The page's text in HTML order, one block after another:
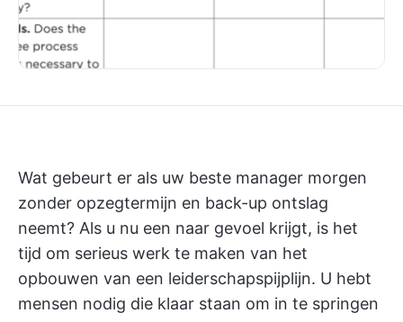
Wat gebeurt er als uw beste manager morgen
zonder opzegtermijn en back-up ontslag
neemt? Als u nu een naar gevoel krijgt, is het
tijd om serieus werk te maken van het
opbouwen van een leiderschapspijplijn. U hebt
mensen nodig die klaar staan om in te springen